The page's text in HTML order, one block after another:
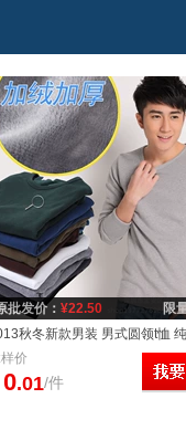
批发价： ¥22.50
限
秋冬新款男装 男式圆领t恤
加绒加厚保暖打底衫
价
0.01/件